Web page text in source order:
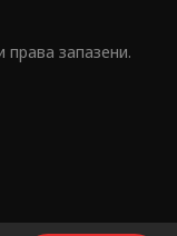
запазени.